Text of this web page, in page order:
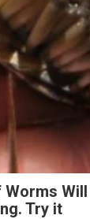
Try it